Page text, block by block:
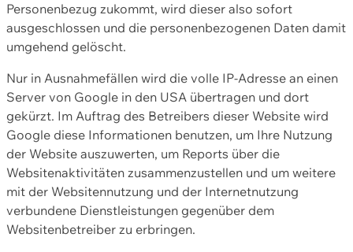
Personenbezug zukommt, wird dieser also sofort
ausgeschlossen und die personenbezogenen Daten damit
umgehend gelöscht.
Nur in Ausnahmefällen wird die volle IP-Adresse an einen
Server von Google in den USA übertragen und dort
gekürzt. Im Auftrag des Betreibers dieser Website wird
Google diese Informationen benutzen, um Ihre Nutzung
der Website auszuwerten, um Reports über die
Websitenaktivitäten zusammenzustellen und um weitere
mit der Websitennutzung und der Internetnutzung
verbundene Dienstleistungen gegenüber dem
Websitenbetreiber zu erbringen.